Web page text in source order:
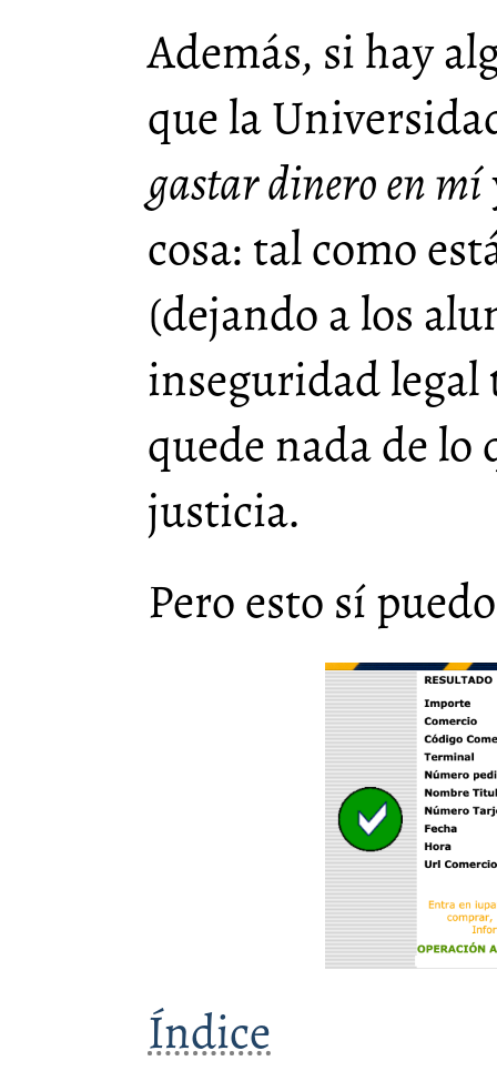
Además, si hay
que la
gastar dinero en mí
cosa: tal como
(dejando a los
inseguridad legal
quede nada de lo
justicia.
Pero esto sí
Índice